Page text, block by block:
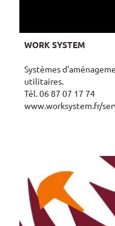
WORK SYSTEM
Systèmes
utilitaires.
Tél. 06 87 07 17 74
www.worksystem.fr/